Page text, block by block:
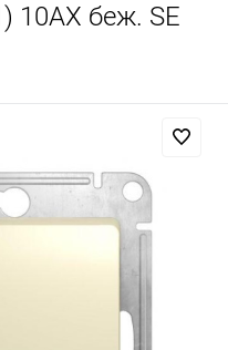
10AX беж. SE